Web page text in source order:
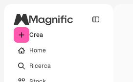
Crea
Home
Ricerca